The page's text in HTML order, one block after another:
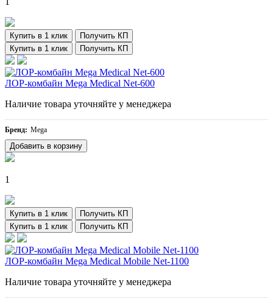
Купить в 1 клик
Получить КП
Купить в 1 клик
Получить КП
ЛОР-комбайн Mega Medical Net-600
Наличие товара уточняйте у менеджера
Бренд: Mega
Добавить в корзину
1
Купить в 1 клик
Получить КП
Купить в 1 клик
Получить КП
ЛОР-комбайн Mega Medical Mobile Net-1100
Наличие товара уточняйте у менеджера